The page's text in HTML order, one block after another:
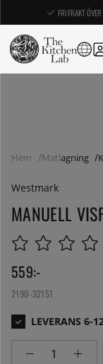
FRI FRAKT
Hem Matlagning
Westmark
MANUELL
559:-
2190-32151